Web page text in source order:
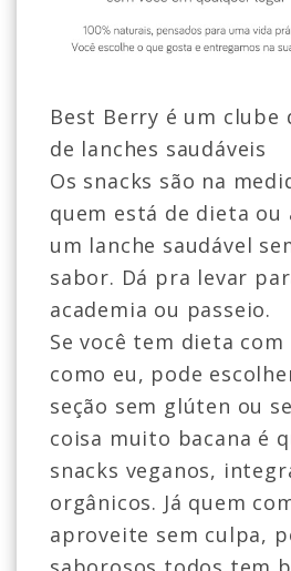
Best Berry é um clube
de lanches saudáveis
Os snacks são na
quem está de dieta ou
um lanche saudável
sabor. Dá pra levar
academia ou passeio.
Se você tem dieta
como eu, pode
seção sem glúten ou
coisa muito bacana é
snacks veganos,
orgânicos. Já quem
aproveite sem culpa,